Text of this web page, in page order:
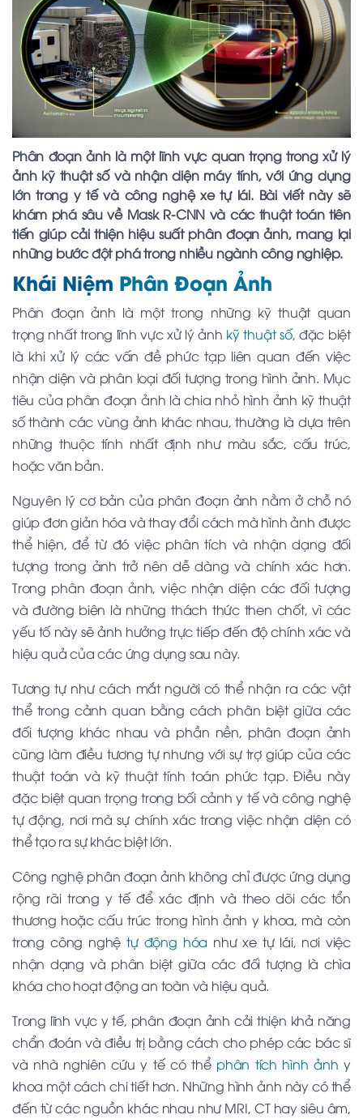
Phân đoạn ảnh là một lĩnh vực quan trọng trong xử lý
ảnh kỹ thuật số và nhận diện máy tính, với ứng dụng
lớn trong y tế và công nghệ xe tự lái. Bài viết này sẽ
khám phá sâu về Mask R-CNN và các thuật toán tiên
tiến giúp cải thiện hiệu suất phân đoạn ảnh, mang lại
những bước đột phá trong nhiều ngành công nghiệp.
Khái Niệm Phân Đoạn Ảnh
Phân đoạn ảnh là một trong những kỹ thuật quan
trọng nhất trong lĩnh vực xử lý ảnh kỹ thuật số, đặc biệt
là khi xử lý các vấn đề phức tạp liên quan đến việc
nhận diện và phân loại đối tượng trong hình ảnh. Mục
tiêu của phân đoạn ảnh là chia nhỏ hình ảnh kỹ thuật
số thành các vùng ảnh khác nhau, thường là dựa trên
những thuộc tính nhất định như màu sắc, cấu trúc,
hoặc văn bản.
Nguyên lý cơ bản của phân đoạn ảnh nằm ở chỗ nó
giúp đơn giản hóa và thay đổi cách mà hình ảnh được
thể hiện, để từ đó việc phân tích và nhận dạng đối
tượng trong ảnh trở nên dễ dàng và chính xác hơn.
Trong phân đoạn ảnh, việc nhận diện các đối tượng
và đường biên là những thách thức then chốt, vì các
yếu tố này sẽ ảnh hưởng trực tiếp đến độ chính xác và
hiệu quả của các ứng dụng sau này.
Tương tự như cách mắt người có thể nhận ra các vật
thể trong cảnh quan bằng cách phân biệt giữa các
đối tượng khác nhau và phần nền, phân đoạn ảnh
cũng làm điều tương tự nhưng với sự trợ giúp của các
thuật toán và kỹ thuật tính toán phức tạp. Điều này
đặc biệt quan trọng trong bối cảnh y tế và công nghệ
tự động, nơi mà sự chính xác trong việc nhận diện có
thể tạo ra sự khác biệt lớn.
Công nghệ phân đoạn ảnh không chỉ được ứng dụng
rộng rãi trong y tế để xác định và theo dõi các tổn
thương hoặc cấu trúc trong hình ảnh y khoa, mà còn
trong công nghệtự động hóa như xe tự lái, nơi việc
nhận dạng và phân biệt giữa các đối tượng là chìa
khóa cho hoạt động an toàn và hiệu quả.
Trong lĩnh vực y tế, phân đoạn ảnh cải thiện khả năng
chẩn đoán và điều trị bằng cách cho phép các bác sĩ
và nhà nghiên cứu y tế có thể phân tích hình ảnh y
khoa một cách chi tiết hơn. Những hình ảnh này có thể
đến từ các nguồn khác nhau như MRI, CT hay siêu âm,